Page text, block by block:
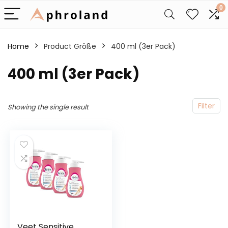
0
Home Product Größe 400 ml (3er Pack)
400 ml (3er Pack)
Filter
Showing the single result